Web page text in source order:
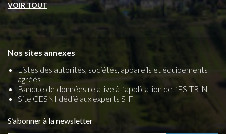
VOIR TOUT
Nos sites annexes
Listes des autorités, sociétés, appareils et équipements
agréés
Banque de données relative à l’application de l’ES-TRIN
Site CESNI dédié aux experts SIF
S’abonner à la newsletter